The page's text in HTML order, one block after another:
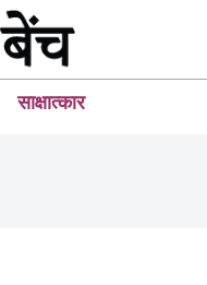
साक्षात्कार